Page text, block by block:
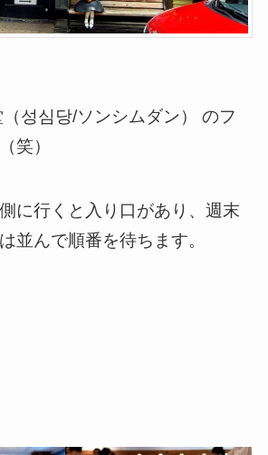
성심당/ソンシムダン） のフ
笑）
に行くと入り口があり、週末
並んで順番を待ちます。